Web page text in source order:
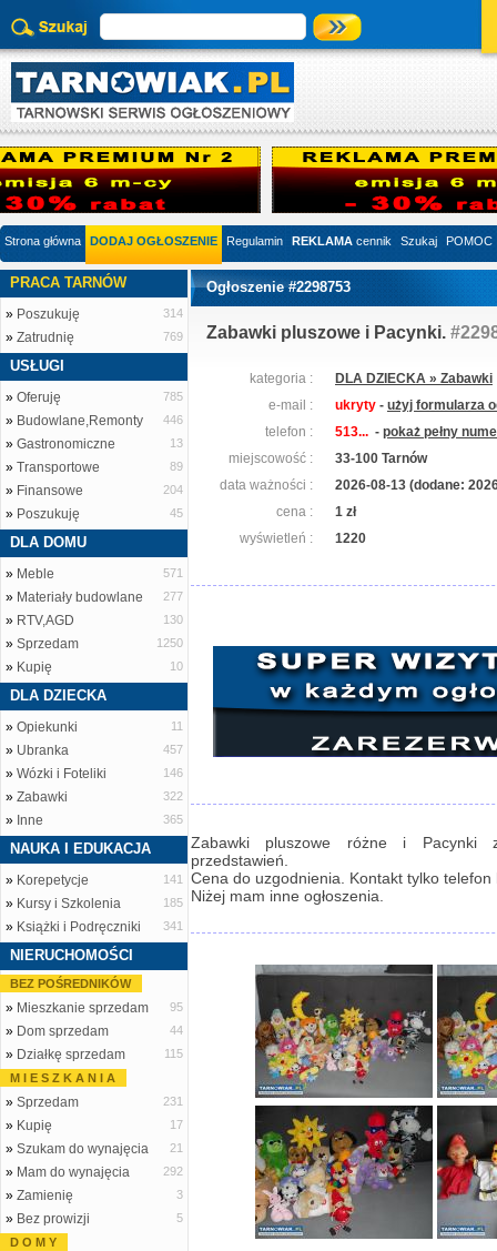
Strona główna DODAJ OGŁOSZENIE Regulamin REKLAMA cennik Szukaj POMOC
PRACA TARNÓW
» Poszukuję 314
» Zatrudnię 769
USŁUGI
» Oferuję 785
» Budowlane,Remonty 446
» Gastronomiczne 13
» Transportowe 89
» Finansowe 204
» Poszukuję 45
DLA DOMU
» Meble 571
» Materiały budowlane 277
» RTV,AGD 130
» Sprzedam 1250
» Kupię 10
DLA DZIECKA
» Opiekunki 11
» Ubranka 457
» Wózki i Foteliki 146
» Zabawki 322
» Inne 365
NAUKA I EDUKACJA
» Korepetycje 141
» Kursy i Szkolenia 185
» Książki i Podręczniki 341
NIERUCHOMOŚCI
BEZ POŚREDNIKÓW
» Mieszkanie sprzedam 95
» Dom sprzedam 44
» Działkę sprzedam
115
M I E S Z K A N I A
» Sprzedam 231
» Kupię 17
» Szukam do wynajęcia 21
» Mam do wynajęcia 292
» Zamienię 3
» Bez prowizji
5
D O M Y
Ogłoszenie #2298753
Zabawki pluszowe i Pacynki.
kategoria :
DLA DZIECKA » Zabawki
e-mail :
ukryty - użyj formularza
telefon :
513... - pokaż pełny
miejscowość :
33-100 Tarnów
data ważności :
2026-08-13 (dodane:
cena :
1 zł
wyświetleń :
1220
Zabawki pluszowe różne i Pacynki
przedstawień.
Cena do uzgodnienia. Kontakt tylko telefon
Niżej mam inne ogłoszenia.